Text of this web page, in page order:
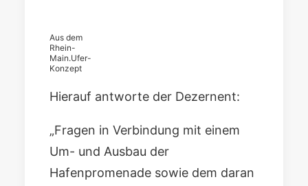
Aus dem
Rhein-
Main.Ufer-
Konzept
Hierauf antworte der Dezernent:
„Fragen in Verbindung mit einem
Um- und Ausbau der
Hafenpromenade sowie dem daran